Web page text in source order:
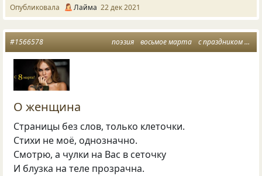
Опубликовала Лайма 22 дек 2021
поэзия восьмое марта с праздником
#1566578
О женщина
Страницы без слов, только клеточки.
Стихи не моё, однозначно.
Смотрю, а чулки на Вас в сеточку
И блузка на теле прозрачна.